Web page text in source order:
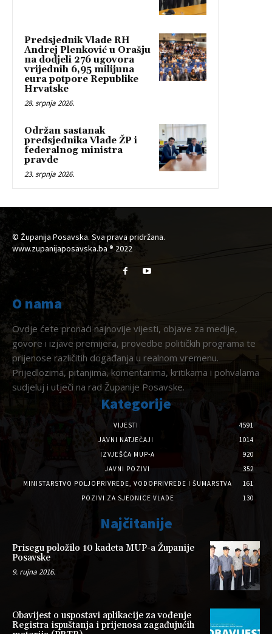
Predsjednik Vlade RH
Andrej Plenković u Orašju
na dodjeli 276 ugovora
vrijednih 6,95 milijuna
eura potpore Republike
Hrvatske
28. srpnja 2026.
Održan sastanak
predsjednika Vlade ŽP i
federalnog ministra
pravde
23. srpnja 2026.
© Županija Posavska. Sva prava pridržana.
www.zupanijaposavska.ba ® 2022
O nama
Ovdje ćete pronaći najnovije vijesti, objave za medije,
govore i izjave premijera, provedbe političkih programa te
prijenose različitih događanja u realnom vremenu.
Prijedlozima, pitanjima, komentarima, kritikama i pohvalama
sudjeluj i utječi na rad Županije Posavske.
Kategorije
VIJESTI
4591
JAVNI NATJEČAJI
1014
IZVJEŠĆA MUP-A
920
JAVNI POZIVI
352
MINISTARSTVO POLJOPRIVREDE, VODOPRIVREDE I ŠUMARSTVA
161
POZIVI ZA SJEDNICE VLADE
130
Najčitanije
Prisegu položilo 10 kadeta MUP-a Županije
Posavske
9. rujna 2016.
Obavijest o uspostavi aplikacije za vođenje
Registra ispuštanja i prijenosa zagađujućih